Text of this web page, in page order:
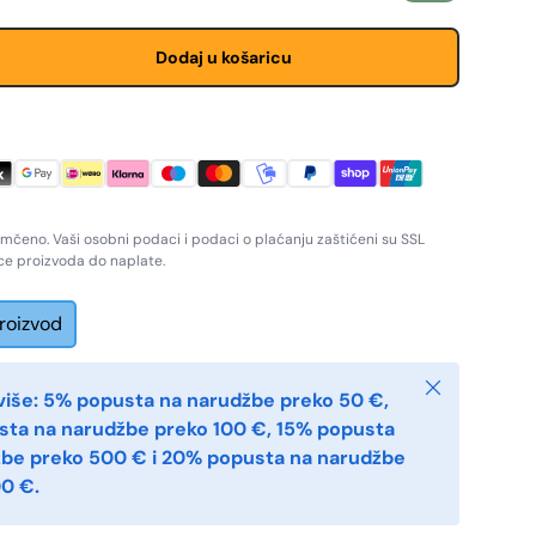
Dodaj u košaricu
Vaši osobni podaci i podaci o plaćanju zaštićeni su SSL
proizvoda do naplate.
5% popusta na narudžbe preko 50 €,
na narudžbe preko 100 €, 15% popusta
preko 500 € i 20% popusta na narudžbe
€.
Zatvoriti